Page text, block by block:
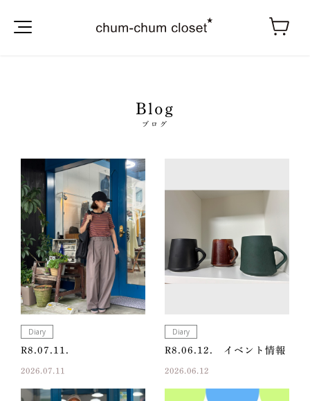
Blog
ブログ
Diary
R8.07.11.
2026.07.11
Diary
R8.06.12. イベント情報
2026.06.12